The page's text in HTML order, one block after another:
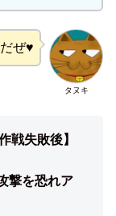
タヌキ
ぜ♥
戦失敗後】
撃を恐れア